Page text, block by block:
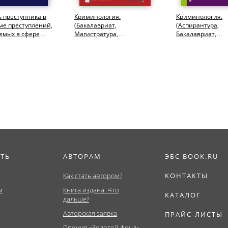
преступника в
преступлений,
в сфере
Криминология.
(Бакалавриат,
Магистратура,
Криминология.
(Аспирантура,
Бакалавриат,
АВТОРАМ
Как стать автором?
Книга издана. Что
дальше?
Авторская заявка
ЭБС BOOK.RU
КОНТАКТЫ
КАТАЛОГ
ПРАЙС-ЛИСТЫ